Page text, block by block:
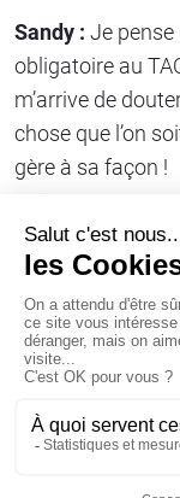
Sandy : Je
obligatoire au
m’arrive de
chose que l’on
gère à sa façon !
Partager sur